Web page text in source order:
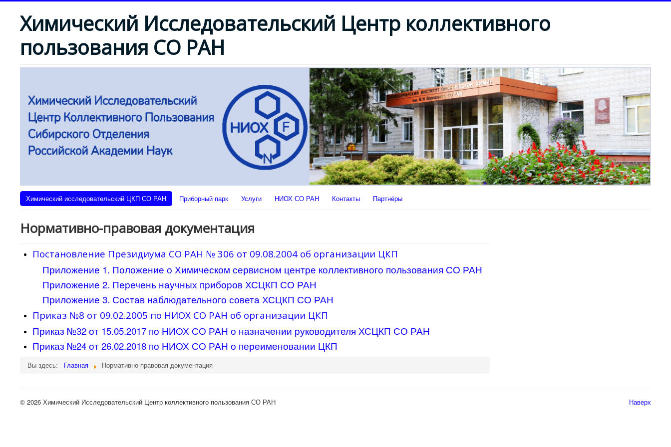
Химический Исследовательский Центр коллективного
пользования СО РАН
Химический исследовательский ЦКП СО РАН Приборный парк Услуги НИОХ СО РАН Контакты Партнёры
Нормативно-правовая документация
Постановление Президиума СО РАН № 306 от 09.08.2004 об организации ЦКП
Приложение 1. Положение о Химическом сервисном центре коллективного пользования СО РАН
Приложение 2. Перечень научных приборов ХСЦКП СО РАН
Приложение 3. Состав наблюдательного совета ХСЦКП СО РАН
Приказ №8 от 09.02.2005 по НИОХ СО РАН об организации ЦКП
Приказ №32 от 15.05.2017 по НИОХ СО РАН о назначении руководителя ХСЦКП СО РАН
Приказ №24 от 26.02.2018 по НИОХ СО РАН о переименовании ЦКП
Вы здесь: Главная Нормативно-правовая документация
Наверх
© 2026 Химический Исследовательский Центр коллективного пользования СО РАН